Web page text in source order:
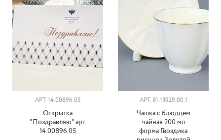
АРТ. 14.00896.05
Открытка
"Поздравляю" арт.
14.00896.05
АРТ. 81.13929.00.1
Чашка с блюдцем
чайная 200 мл
форма Гвоздика